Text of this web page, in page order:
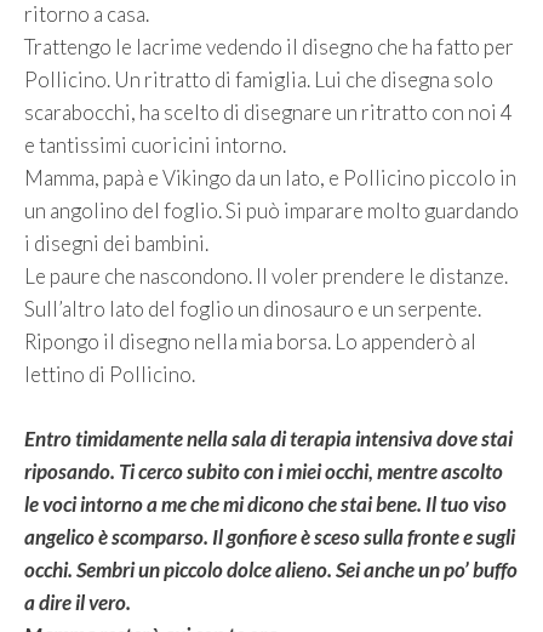
ritorno a casa.
Trattengo le lacrime vedendo il disegno che ha fatto per
Pollicino. Un ritratto di famiglia. Lui che disegna solo
scarabocchi, ha scelto di disegnare un ritratto con noi 4
e tantissimi cuoricini intorno.
Mamma, papà e Vikingo da un lato, e Pollicino piccolo in
un angolino del foglio. Si può imparare molto guardando
i disegni dei bambini.
Le paure che nascondono. Il voler prendere le distanze.
Sull’altro lato del foglio un dinosauro e un serpente.
Ripongo il disegno nella mia borsa. Lo appenderò al
lettino di Pollicino.
Entro timidamente nella sala di terapia intensiva dove stai
riposando. Ti cerco subito con i miei occhi, mentre ascolto
le voci intorno a me che mi dicono che stai bene. Il tuo viso
angelico è scomparso. Il gonfiore è sceso sulla fronte e sugli
occhi. Sembri un piccolo dolce alieno. Sei anche un po’ buffo
a dire il vero.